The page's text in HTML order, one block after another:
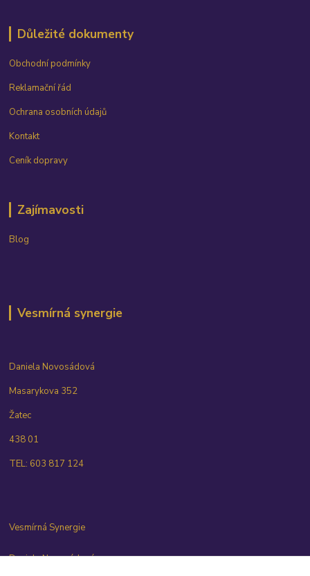
Důležité dokumenty
Obchodní podmínky
Reklamační řád
Ochrana osobních údajů
Kontakt
Ceník dopravy
Zajímavosti
Blog
Vesmírná synergie
Daniela Novosádová
Masarykova 352
Žatec
438 01
TEL: 603 817 124
Vesmírná Synergie
Daniela Novosádová